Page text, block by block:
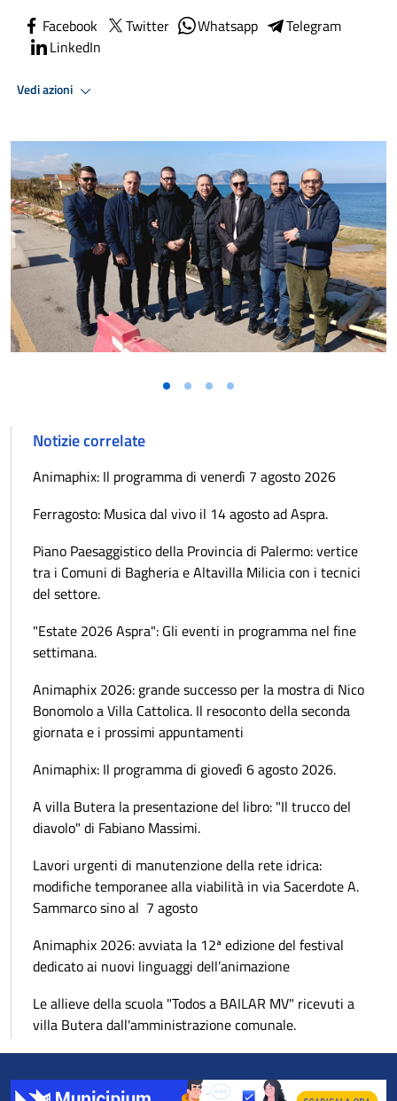
Facebook Twitter Whatsapp
Telegram
LinkedIn
Vedi azioni
Notizie correlate
Animaphix: Il programma di venerdì 7 agosto 2026
Ferragosto: Musica dal vivo il 14 agosto ad Aspra.
Piano Paesaggistico della Provincia di Palermo: vertice
tra i Comuni di Bagheria e Altavilla Milicia con i tecnici
del settore.
"Estate 2026 Aspra": Gli eventi in programma nel fine
settimana.
Animaphix 2026: grande successo per la mostra di Nico
Bonomolo a Villa Cattolica. Il resoconto della seconda
giornata e i prossimi appuntamenti
Animaphix: Il programma di giovedì 6 agosto 2026.
A villa Butera la presentazione del libro: "Il trucco del
diavolo" di Fabiano Massimi.
Lavori urgenti di manutenzione della rete idrica:
modifiche temporanee alla viabilità in via Sacerdote A.
Sammarco sino al 7 agosto
Animaphix 2026: avviata la 12ª edizione del festival
dedicato ai nuovi linguaggi dell’animazione
Le allieve della scuola "Todos a BAILAR MV" ricevuti a
villa Butera dall'amministrazione comunale.